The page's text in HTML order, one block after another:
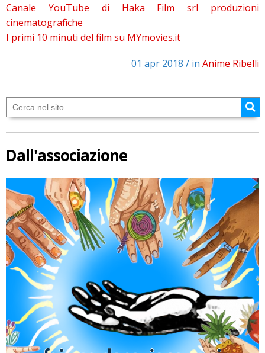
Canale YouTube di Haka Film srl produzioni
cinematografiche
I primi 10 minuti del film su MYmovies.it
01 apr 2018 / in Anime Ribelli
Dall'associazione